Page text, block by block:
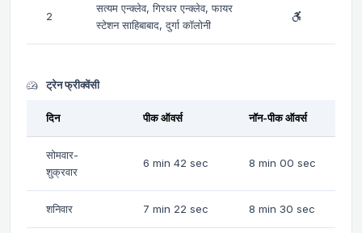
2
सत्यम एन्क्लेव, गिरधर एन्क्लेव, फायर
स्टेशन साहिबाबाद, दुर्गा कॉलोनी
ट्रेन फ्रीक्वेंसी
दिन पीक ऑवर्स नॉन-पीक ऑवर्स
सोमवार-
शुक्रवार
6 min 42 sec 8 min 00 sec
शनिवार 7 min 22 sec 8 min 30 sec